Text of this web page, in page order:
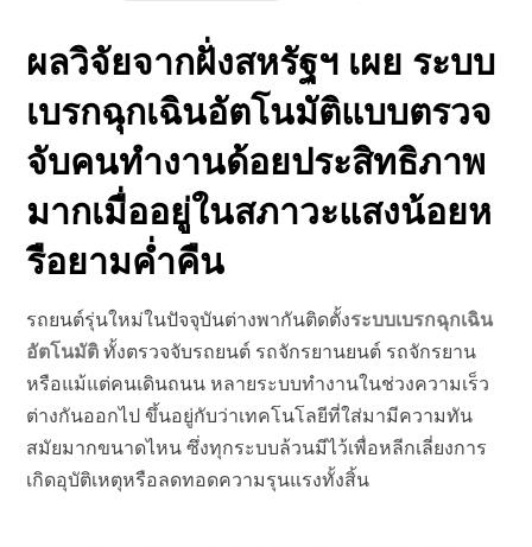
ผลวิจัยจากฝั่งสหรัฐฯ เผย ระบบ
เบรกฉุกเฉินอัตโนมัติแบบตรวจ
จับคนทำงานด้อยประสิทธิภาพ
มากเมื่ออยู่ในสภาวะแสงน้อยห
รือยามค่ำคืน
รถยนต์รุ่นใหม่ในปัจจุบันต่างพากันติดตั้งระบบเบรกฉุกเฉิน
อัตโนมัติ ทั้งตรวจจับรถยนต์ รถจักรยานยนต์ รถจักรยาน
หรือแม้แต่คนเดินถนน หลายระบบทำงานในช่วงความเร็ว
ต่างกันออกไป ขึ้นอยู่กับว่าเทคโนโลยีที่ใส่มามีความทัน
สมัยมากขนาดไหน ซึ่งทุกระบบล้วนมีไว้เพื่อหลีกเลี่ยงการ
เกิดอุบัติเหตุหรือลดทอดความรุนแรงทั้งสิ้น